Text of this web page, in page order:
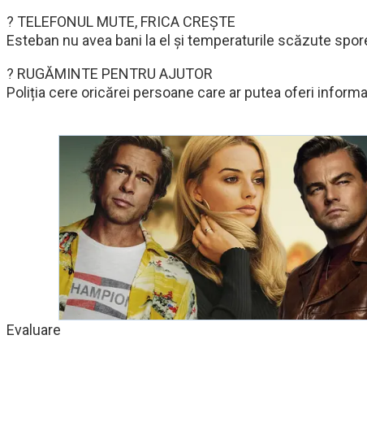
? TELEFONUL MUTE, FRICA CREȘTE
Esteban nu avea bani la el și temperaturile scăzute
? RUGĂMINTE PENTRU AJUTOR
Poliția cere oricărei persoane care ar putea oferi
Evaluare